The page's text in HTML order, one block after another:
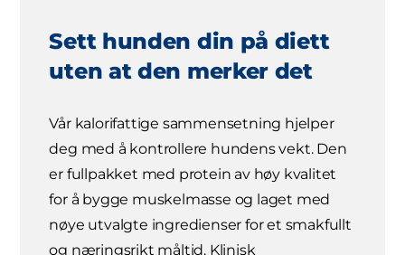
Sett hunden din på diett
uten at den merker det
Vår kalorifattige sammensetning hjelper
deg med å kontrollere hundens vekt. Den
er fullpakket med protein av høy kvalitet
for å bygge muskelmasse og laget med
nøye utvalgte ingredienser for et smakfullt
og næringsrikt måltid. Klinisk